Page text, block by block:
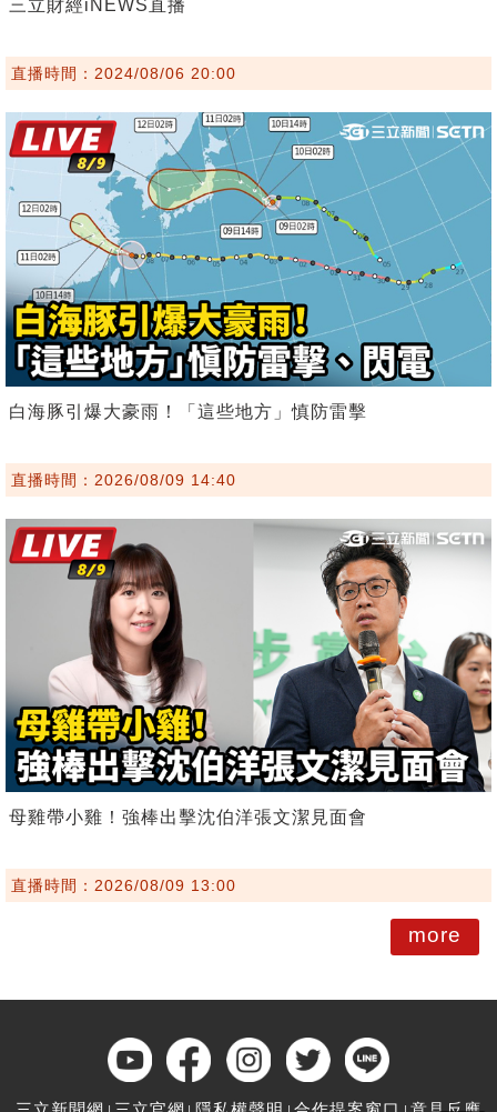
三立財經iNEWS直播
直播時間：2024/08/06 20:00
白海豚引爆大豪雨！「這些地方」慎防雷擊
直播時間：2026/08/09 14:40
母雞帶小雞！強棒出擊沈伯洋張文潔見面會
直播時間：2026/08/09 13:00
more